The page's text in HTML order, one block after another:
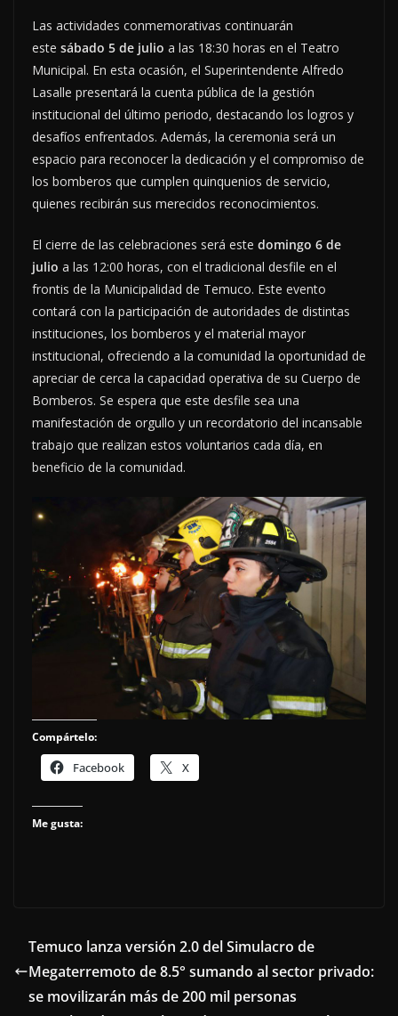
Las actividades conmemorativas continuarán
este sábado 5 de julio a las 18:30 horas en el Teatro
Municipal. En esta ocasión, el Superintendente Alfredo
Lasalle presentará la cuenta pública de la gestión
institucional del último periodo, destacando los logros y
desafíos enfrentados. Además, la ceremonia será un
espacio para reconocer la dedicación y el compromiso de
los bomberos que cumplen quinquenios de servicio,
quienes recibirán sus merecidos reconocimientos.
El cierre de las celebraciones será este domingo 6 de
julio a las 12:00 horas, con el tradicional desfile en el
frontis de la Municipalidad de Temuco. Este evento
contará con la participación de autoridades de distintas
instituciones, los bomberos y el material mayor
institucional, ofreciendo a la comunidad la oportunidad de
apreciar de cerca la capacidad operativa de su Cuerpo de
Bomberos. Se espera que este desfile sea una
manifestación de orgullo y un recordatorio del incansable
trabajo que realizan estos voluntarios cada día, en
beneficio de la comunidad.
Compártelo:
Facebook X
Me gusta:
Temuco lanza versión 2.0 del Simulacro de
Megaterremoto de 8.5° sumando al sector privado:
se movilizarán más de 200 mil personas